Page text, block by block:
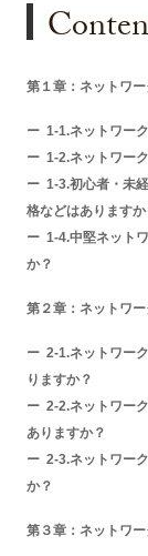
第１章：ネットワ
1-1.ネットワー
1-2.ネットワー
1-3.初心者・未
格などはありますか
1-4.中堅ネット
か？
第２章：ネットワ
2-1.ネットワー
りますか？
2-2.ネットワー
ありますか？
2-3.ネットワー
か？
第３章：ネットワ